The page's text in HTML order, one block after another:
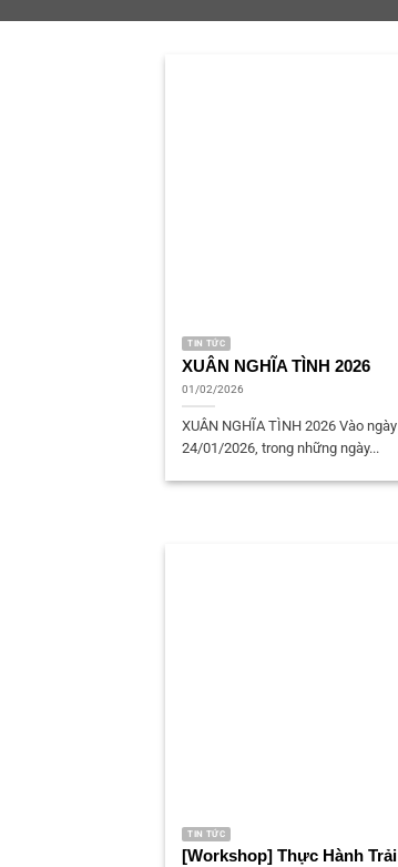
TIN TỨC
XUÂN NGHĨA TÌNH 2026
01/02/2026
XUÂN NGHĨA TÌNH 2026 Vào ngày
24/01/2026, trong những ngày...
TIN TỨC
[Workshop] Thực Hành Trải